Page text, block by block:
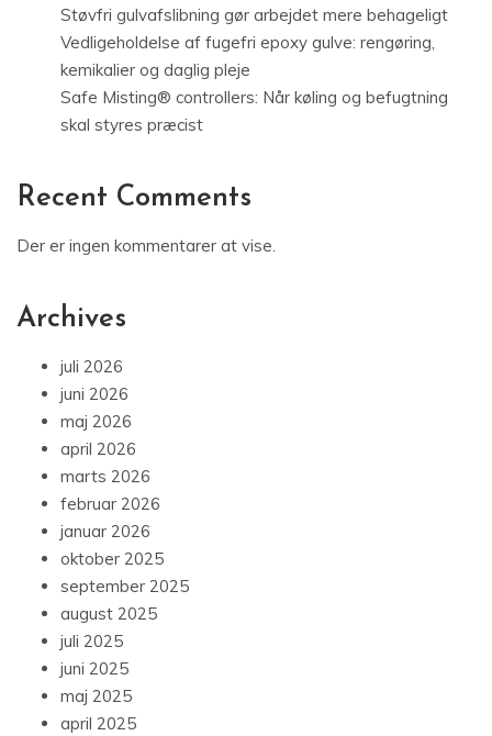
Støvfri gulvafslibning gør arbejdet mere behageligt
Vedligeholdelse af fugefri epoxy gulve: rengøring,
kemikalier og daglig pleje
Safe Misting® controllers: Når køling og befugtning
skal styres præcist
Recent Comments
Der er ingen kommentarer at vise.
Archives
juli 2026
juni 2026
maj 2026
april 2026
marts 2026
februar 2026
januar 2026
oktober 2025
september 2025
august 2025
juli 2025
juni 2025
maj 2025
april 2025